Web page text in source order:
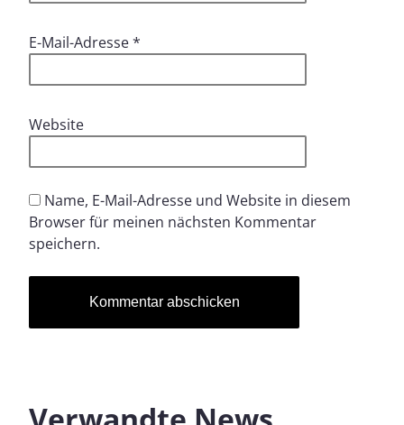
E-Mail-Adresse*
Website
Name, E-Mail-Adresse und Website in diesem
Browser für meinen nächsten Kommentar
speichern.